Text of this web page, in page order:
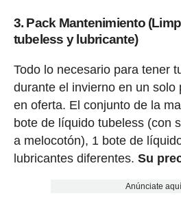
3. Pack Mantenimiento
tubeless y lubricante)
Todo lo necesario para tener
durante el invierno en un solo
en oferta. El conjunto de la
bote de líquido tubeless (con
a melocotón), 1 bote de
lubricantes diferentes. Su
Anúnciate aquí